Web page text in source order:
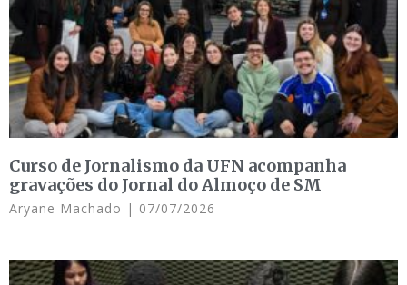
Curso de Jornalismo da UFN acompanha
gravações do Jornal do Almoço de SM
Aryane Machado 07/07/2026